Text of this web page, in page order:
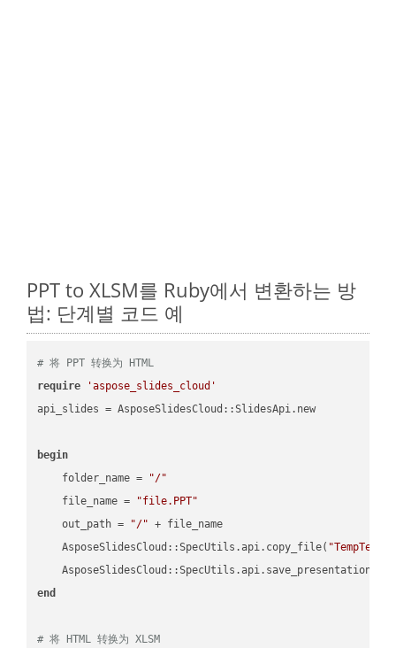
PPT to XLSM를 Ruby에서 변환하는 방
법: 단계별 코드 예
# 将 PPT 转换为 HTML
require
'aspose_slides_cloud'
api_slides = AsposeSlidesCloud::SlidesApi.new
begin
    folder_name =
"/"
    file_name =
"file.PPT"
    out_path =
"/" + file_name
    AsposeSlidesCloud::SpecUtils.api.copy_file(
end
# 将 HTML 转换为 XLSM